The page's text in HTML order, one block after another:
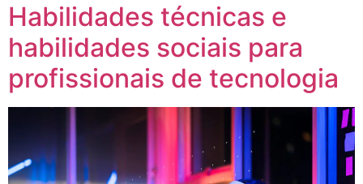
Habilidades técnicas e
habilidades sociais para
profissionais de tecnologia